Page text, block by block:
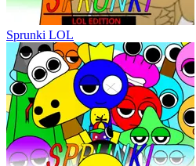
Sprunki LOL